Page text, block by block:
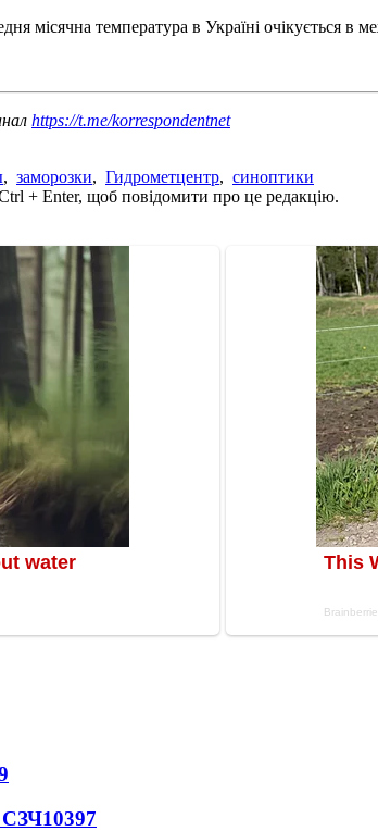
місячна температура в Україні очікується в
https://t.me/korrespondentnet
, заморозки, Гидрометцентр, синоптики
+ Enter, щоб повідомити про це редакцію.
СЗЧ10397